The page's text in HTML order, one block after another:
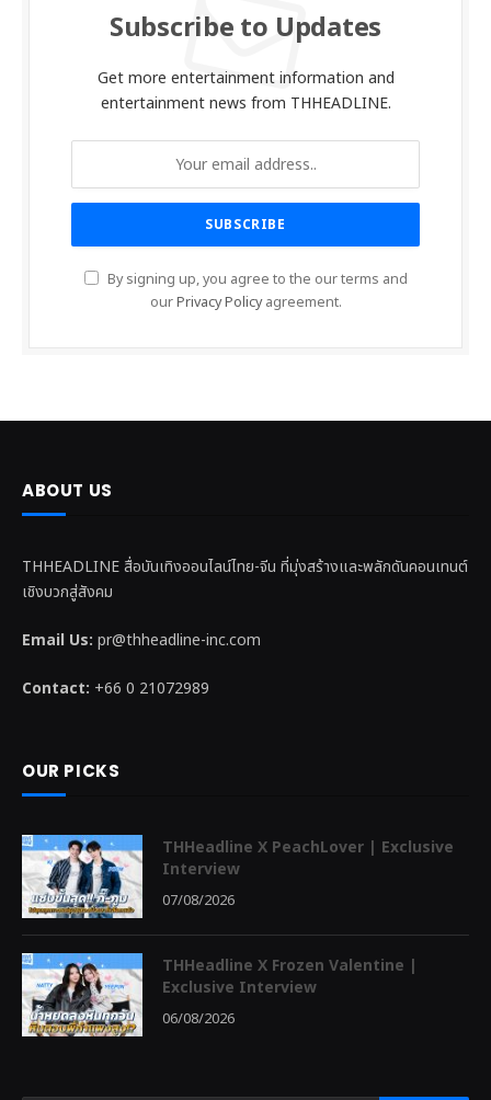
Subscribe to Updates
Get more entertainment information and
entertainment news from THHEADLINE.
By signing up, you agree to the our terms and
ourPrivacy Policyagreement.
ABOUT US
THHEADLINE สื่อบันเทิงออนไลน์ไทย-จีน ที่มุ่งสร้างและพลักดันคอนเทนต์
เชิงบวกสู่สังคม
Email Us: pr@thheadline-inc.com
Contact: +66 0 21072989
OUR PICKS
THHeadline X PeachLover | Exclusive
Interview
07/08/2026
THHeadline X Frozen Valentine |
Exclusive Interview
06/08/2026